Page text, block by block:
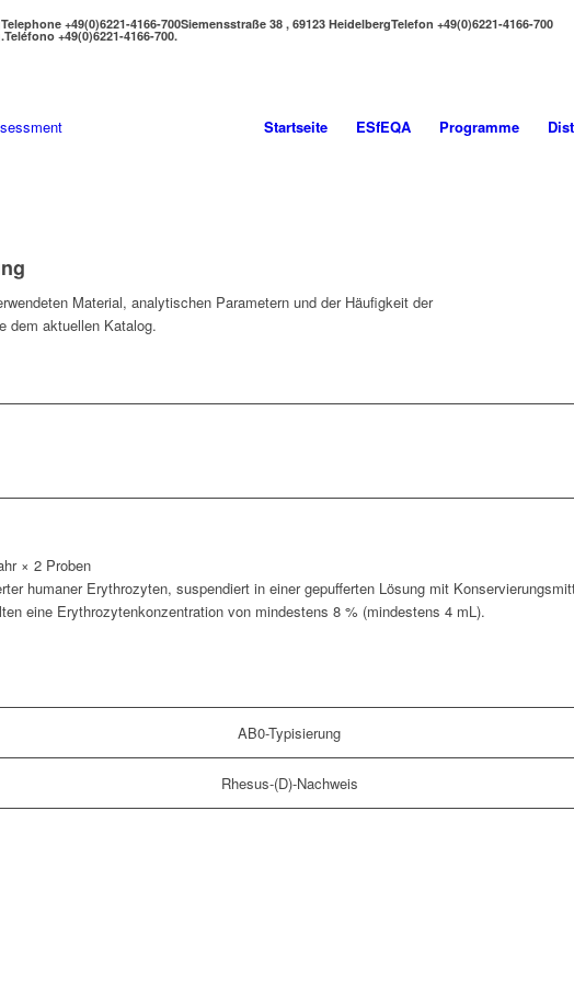
Telephone +49(0)6221-4166-700Siemensstraße 38 , 69123 HeidelbergTelefon +49(0)6221-4166-700
Teléfono +49(0)6221-4166-700.
Startseite ESfEQA Programme
Material, analytischen Parametern und der Häufigkeit der
dem aktuellen Katalog.
× 2 Proben
humaner Erythrozyten, suspendiert in einer gepufferten Lösung mit
eine Erythrozytenkonzentration von mindestens 8 % (mindestens 4 mL).
AB0-Typisierung
Rhesus-(D)-Nachweis